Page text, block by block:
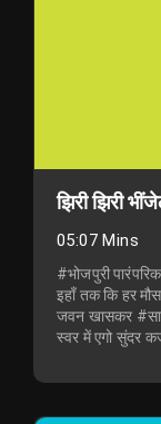
झिरी झिरी
05:07 Mins
#भोजपुरी
इहाँ तक कि हर
जवन खासकर
स्वर में एगो सुंदर